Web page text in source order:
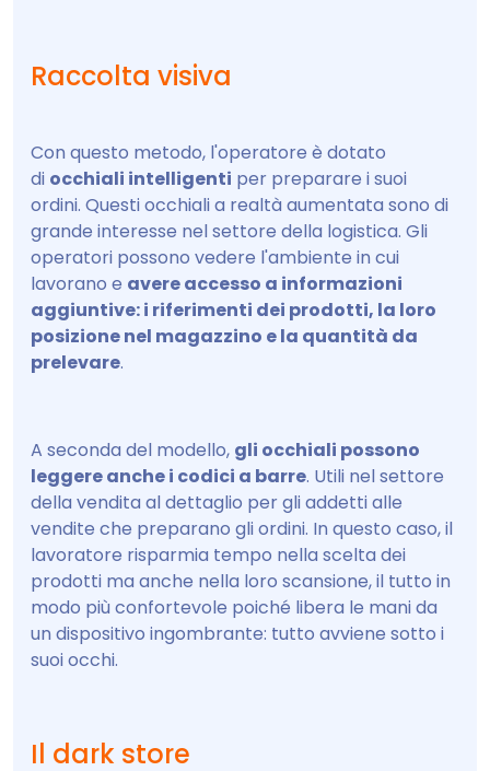
Raccolta visiva
Con questo metodo, l'operatore è dotato
di occhiali intelligenti per preparare i suoi
ordini. Questi occhiali a realtà aumentata sono di
grande interesse nel settore della logistica. Gli
operatori possono vedere l'ambiente in cui
lavorano e avere accesso a informazioni
aggiuntive: i riferimenti dei prodotti, la loro
posizione nel magazzino e la quantità da
prelevare.
A seconda del modello, gli occhiali possono
leggere anche i codici a barre. Utili nel settore
della vendita al dettaglio per gli addetti alle
vendite che preparano gli ordini. In questo caso, il
lavoratore risparmia tempo nella scelta dei
prodotti ma anche nella loro scansione, il tutto in
modo più confortevole poiché libera le mani da
un dispositivo ingombrante: tutto avviene sotto i
suoi occhi.
Il dark store